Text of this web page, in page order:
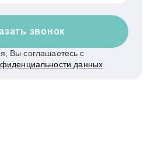
звонок
Вы соглашаетесь с
данных